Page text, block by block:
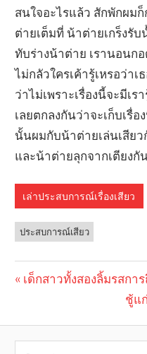
สนใจอะไรแล้ว สักพักผม
ต่ายเต็มที่ น้าต่ายเกร็งรั
ทับร่างน้าต่าย เรานอนก
ไม่กลัวใครเค้ารู้เหรอว่า
ว่าไม่เพราะเรื่องนี้จะมีเ
เลยตกลงกันว่าจะเก็บเรื่
นั้นผมกับน้าต่ายเล่นเสีย
และน้าต่ายลุกจากเตียงกั
เล่าประสบการณ์เรื่องเสียว
ประสบการณ์เสียว
navigation
Previous
เด็กสาวทั้งสองลิ้มรสกา
Next
ชู้แ